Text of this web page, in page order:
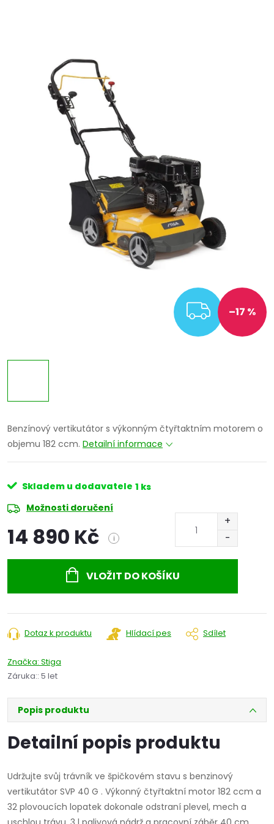
–17 %
Benzínový vertikutátor s výkonným čtyřtaktním motorem o
objemu 182 ccm. Detailní informace
Skladem u dodavatele 1 ks
Možnosti doručení
14 890 Kč i
VLOŽIT DO KOŠÍKU
Dotaz k produktu Hlídací pes Sdílet
Značka: Stiga
Záruka:: 5 let
Popis produktu
Detailní popis produktu
Udržujte svůj trávník ve špičkovém stavu s benzinový
vertikutátor SVP 40 G . Výkonný čtyřtaktní motor 182 ccm a
32 plovoucích lopatek dokonale odstraní plevel, mech a